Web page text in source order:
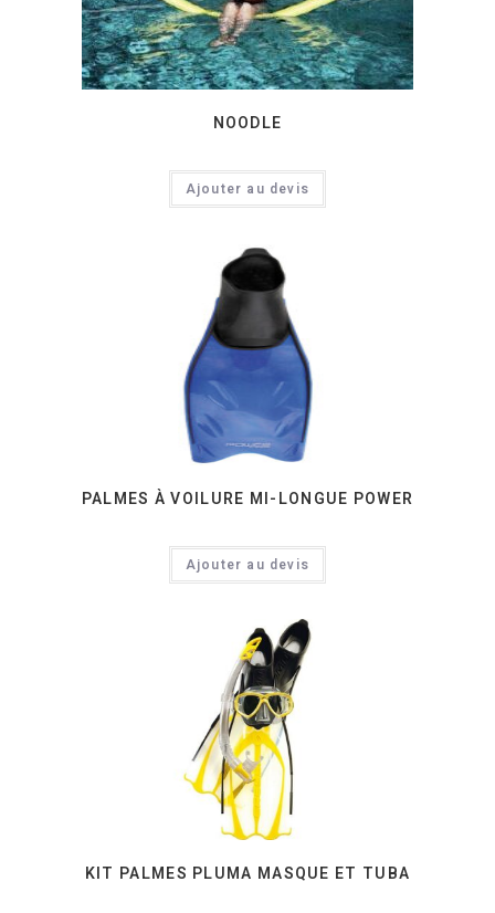
NOODLE
Ajouter au devis
PALMES À VOILURE MI-LONGUE POWER
Ajouter au devis
KIT PALMES PLUMA MASQUE ET TUBA